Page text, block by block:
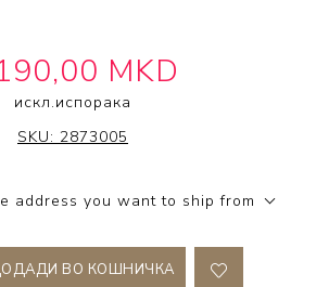
MKD
искл.испорака
OSIS+
SKU: 2873005
address you want to ship from
ВО КОШНИЧКА